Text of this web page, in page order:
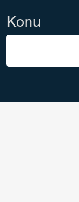
Konu